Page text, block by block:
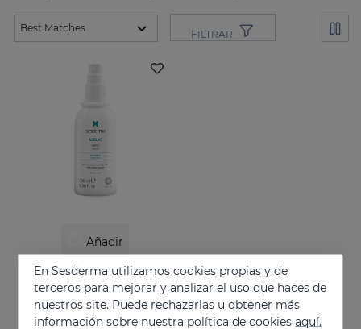
FILTRAR
Añadir
AZELAC Loción
Indicada para la piel grasa o con tendencia acneica
26.95 €
En Sesderma utilizamos cookies propias y de
terceros para mejorar y analizar el uso que haces de
nuestros site. Puede rechazarlas u obtener más
información sobre nuestra política de cookiesaquí.